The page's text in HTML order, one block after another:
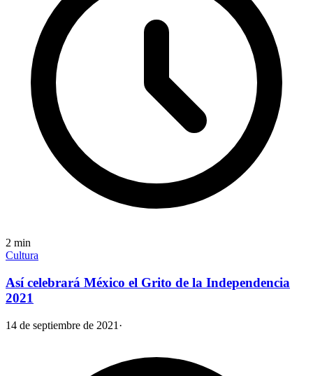
2 min
Cultura
Así celebrará México el Grito de la Independencia
2021
14 de septiembre de 2021 ·